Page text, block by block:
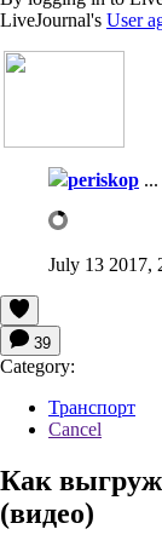
LiveJournal's User
periskop ...
July 13 2017,
39
Category:
Транспорт
Cancel
Как
(видео)